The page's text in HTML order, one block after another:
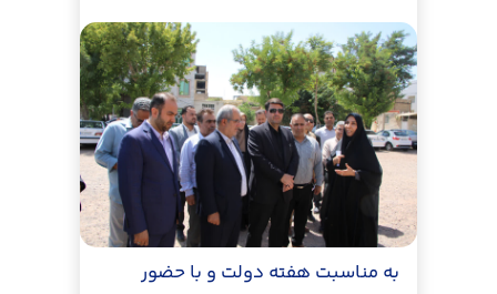
به مناسبت هفته دولت و با حضور